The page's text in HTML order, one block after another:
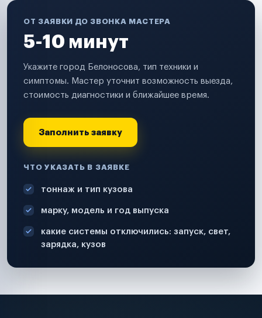
ОТ ЗАЯВКИ ДО ЗВОНКА МАСТЕРА
5-10 минут
Укажите город Белоносова, тип техники и
симптомы. Мастер уточнит возможность выезда,
стоимость диагностики и ближайшее время.
Заполнить заявку
ЧТО УКАЗАТЬ В ЗАЯВКЕ
тоннаж и тип кузова
марку, модель и год выпуска
какие системы отключились: запуск, свет,
зарядка, кузов